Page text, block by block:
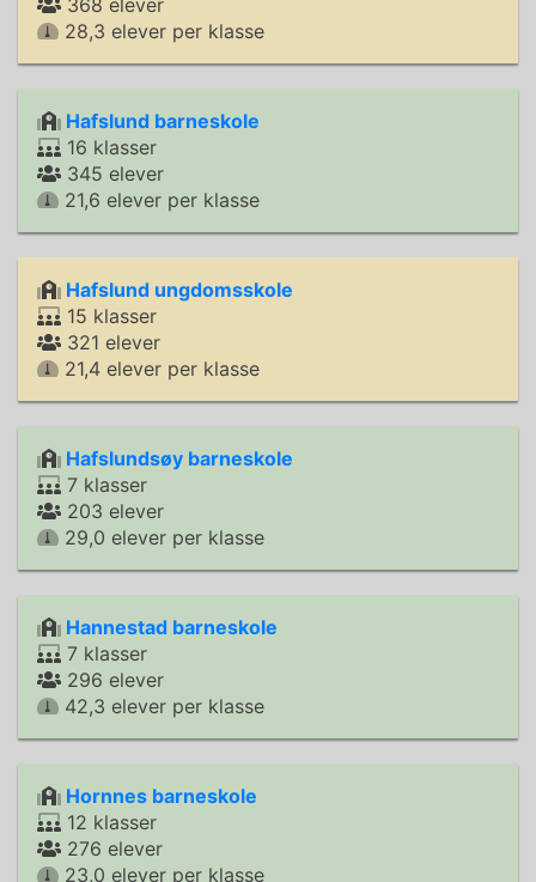
368 elever
28,3 elever per klasse
Hafslund barneskole
16 klasser
345 elever
21,6 elever per klasse
Hafslund ungdomsskole
15 klasser
321 elever
21,4 elever per klasse
Hafslundsøy barneskole
7 klasser
203 elever
29,0 elever per klasse
Hannestad barneskole
7 klasser
296 elever
42,3 elever per klasse
Hornnes barneskole
12 klasser
276 elever
23,0 elever per klasse